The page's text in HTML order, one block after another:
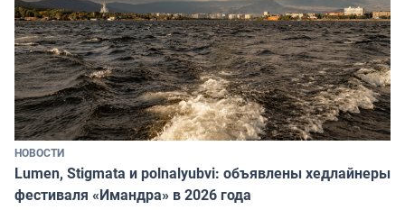
НОВОСТИ
Lumen, Stigmata и polnalyubvi: объявлены хедлайнеры
фестиваля «Имандра» в 2026 года